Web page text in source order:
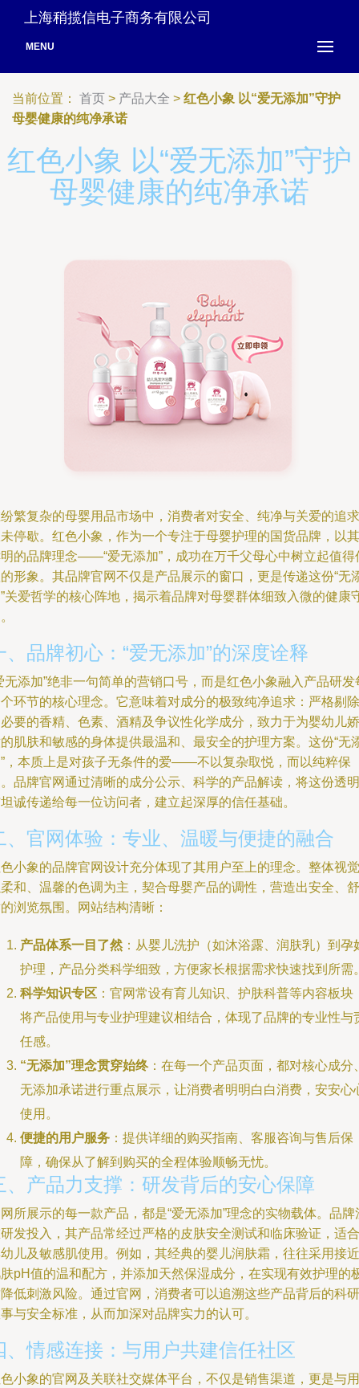
上海稍揽信电子商务有限公司
MENU
当前位置： 首页 > 产品大全 > 红色小象 以“爱无添加”守护
母婴健康的纯净承诺
红色小象 以“爱无添加”守护
母婴健康的纯净承诺
繁复杂的母婴用品市场中，消费者对安全、纯净与关爱的追求
停歇。红色小象，作为一个专注于母婴护理的国货品牌，以其
的品牌理念——“爱无添加”，成功在万千父母心中树立起值得
形象。其品牌官网不仅是产品展示的窗口，更是传递这份“无
关爱哲学的核心阵地，揭示着品牌对母婴群体细致入微的健康
、品牌初心：“爱无添加”的深度诠释
无添加”绝非一句简单的营销口号，而是红色小象融入产品研发
环节的核心理念。它意味着对成分的极致纯净追求：严格剔除
要的香精、色素、酒精及争议性化学成分，致力于为婴幼儿娇
肌肤和敏感的身体提供最温和、最安全的护理方案。这份“无
，本质上是对孩子无条件的爱——不以复杂取悦，而以纯粹保
品牌官网通过清晰的成分公示、科学的产品解读，将这份透明
诚传递给每一位访问者，建立起深厚的信任基础。
、官网体验：专业、温暖与便捷的融合
小象的品牌官网设计充分体现了其用户至上的理念。整体视觉
和、温馨的色调为主，契合母婴产品的调性，营造出安全、舒
浏览氛围。网站结构清晰：
产品体系一目了然 ：从婴儿洗护（如沐浴露、润肤乳）到孕
护理，产品分类科学细致，方便家长根据需求快速找到所需
科学知识专区 ：官网常设有育儿知识、护肤科普等内容板块
将产品使用与专业护理建议相结合，体现了品牌的专业性与
任感。
“无添加”理念贯穿始终：在每一个产品页面，都对核心成分
无添加承诺进行重点展示，让消费者明明白白消费，安安心
使用。
便捷的用户服务 ：提供详细的购买指南、客服咨询与售后保
障，确保从了解到购买的全程体验顺畅无忧。
、产品力支撑：研发背后的安心保障
所展示的每一款产品，都是“爱无添加”理念的实物载体。品牌
发投入，其产品常经过严格的皮肤安全测试和临床验证，适合
儿及敏感肌使用。例如，其经典的婴儿润肤霜，往往采用接近
pH值的温和配方，并添加天然保湿成分，在实现有效护理的
低刺激风险。通过官网，消费者可以追溯这些产品背后的科研
与安全标准，从而加深对品牌实力的认可。
、情感连接：与用户共建信任社区
小象的官网及关联社交媒体平台，不仅是销售渠道，更是与用